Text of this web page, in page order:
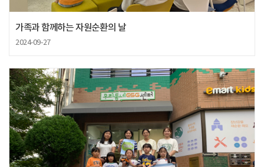
가족과 함께하는 자원순환의 날
2024-09-27